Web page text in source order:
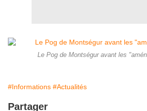
Le Pog de Montségur avant les
#Informations #Actualités
Partager